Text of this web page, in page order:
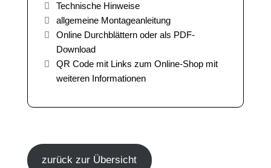
Technische Hinweise
allgemeine Montageanleitung
Online Durchblättern oder als PDF-
Download
QR Code mit Links zum Online-Shop mit
weiteren Informationen
zurück zur Übersicht